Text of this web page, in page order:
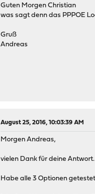
Guten Morgen Christian
was sagt denn das PPPOE
Gruß
Andreas
August 25, 2016, 10:03:39 AM
Morgen Andreas,
vielen Dank für deine Antwort.
Habe alle 3 Optionen